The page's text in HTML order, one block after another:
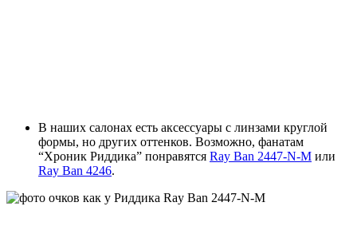
В наших салонах есть аксессуары с линзами круглой
формы, но других оттенков. Возможно, фанатам
“Хроник Риддика” понравятся Ray Ban 2447-N-M или
Ray Ban 4246.